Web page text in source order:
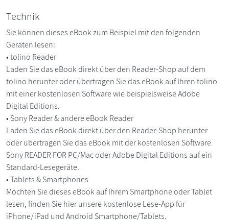
Technik
Sie können dieses eBook zum Beispiel mit den folgenden
Geräten lesen:
• tolino Reader
Laden Sie das eBook direkt über den Reader-Shop auf dem
tolino herunter oder übertragen Sie das eBook auf Ihren tolino
mit einer kostenlosen Software wie beispielsweise Adobe
Digital Editions.
• Sony Reader & andere eBook Reader
Laden Sie das eBook direkt über den Reader-Shop herunter
oder übertragen Sie das eBook mit der kostenlosen Software
Sony READER FOR PC/Mac oder Adobe Digital Editions auf ein
Standard-Lesegeräte.
• Tablets & Smartphones
Möchten Sie dieses eBook auf Ihrem Smartphone oder Tablet
lesen, finden Sie hier unsere kostenlose Lese-App für
iPhone/iPad und Android Smartphone/Tablets.